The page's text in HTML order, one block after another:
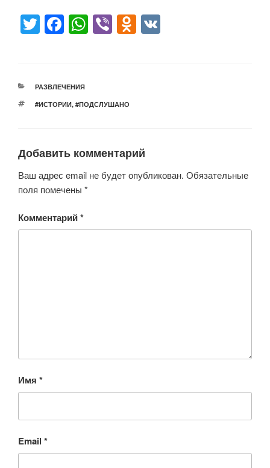
T
er
F
e
b
k
W
A
Vi O
ni
ki
РУБРИКИ
РАЗВЛЕЧЕНИЯ
МЕТКИ
#ИСТОРИИ, #ПОДСЛУШАНО
Добавить комментарий
Ваш адрес email не будет опубликован. Обязательные
поля помечены *
Комментарий*
Имя *
Email *